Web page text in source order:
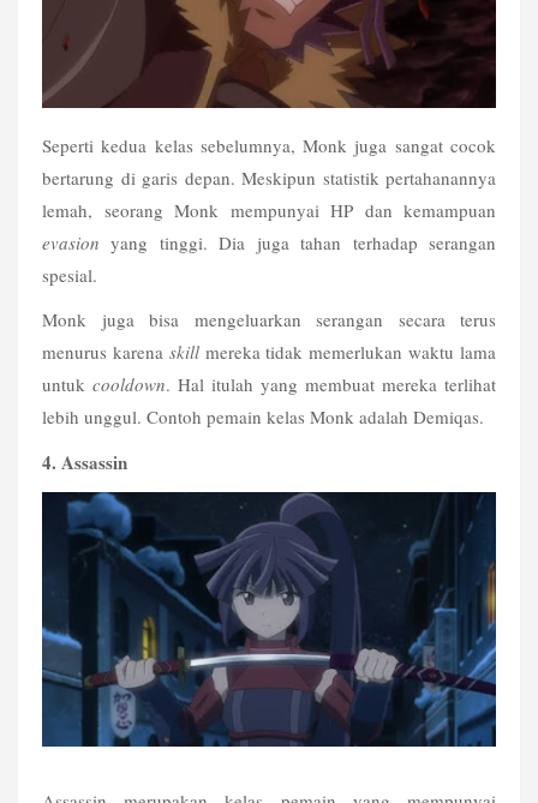
Seperti kedua kelas sebelumnya, Monk juga sangat cocok
bertarung di garis depan. Meskipun statistik pertahanannya
evasion yang tinggi. Dia juga tahan terhadap serangan
spesial.
Monk juga bisa mengeluarkan serangan secara terus
menurus karena skill mereka tidak memerlukan waktu lama
untuk cooldown. Hal itulah yang membuat mereka terlihat
lebih unggul. Contoh pemain kelas Monk adalah Demiqas.
4. Assassin